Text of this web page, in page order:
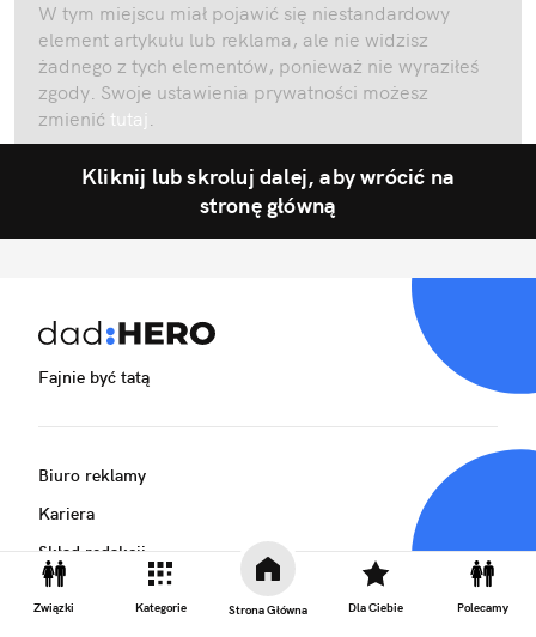
Związki Kategorie Strona Główna Dla Ciebie Polecamy
W tym miejscu miał pojawić się niestandardowy
element artykułu lub reklama, ale nie widzisz
żadnego z tych elementów, ponieważ nie wyraziłeś
zgody. Swoje ustawienia prywatności możesz
zmienić tutaj .
Kliknij lub skroluj dalej, aby wrócić na
stronę główną
Fajnie być tatą
Biuro reklamy
Kariera
Skład redakcji
Kontakt